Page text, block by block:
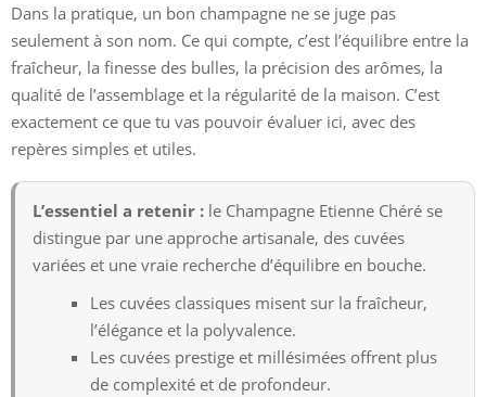
Dans la pratique, un bon champagne ne se juge pas
seulement à son nom. Ce qui compte, c’est l’équilibre entre la
fraîcheur, la finesse des bulles, la précision des arômes, la
qualité de l’assemblage et la régularité de la maison. C’est
exactement ce que tu vas pouvoir évaluer ici, avec des
repères simples et utiles.
L’essentiel a retenir : le Champagne Etienne Chéré se
distingue par une approche artisanale, des cuvées
variées et une vraie recherche d’équilibre en bouche.
Les cuvées classiques misent sur la fraîcheur,
l’élégance et la polyvalence.
Les cuvées prestige et millésimées offrent plus
de complexité et de profondeur.